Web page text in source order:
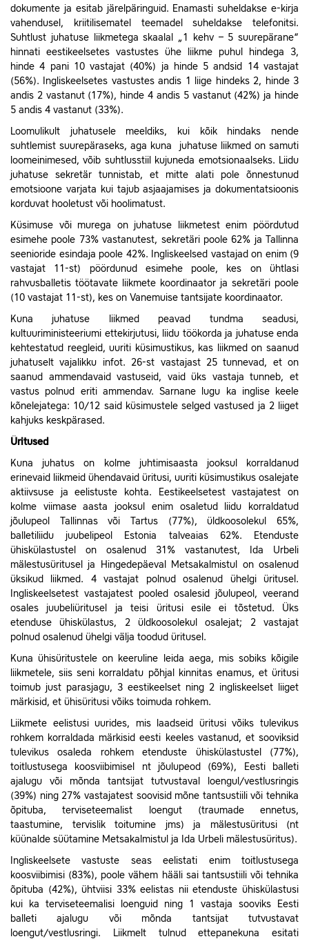
dokumente ja esitab järelpäringuid. Enamasti suheldakse e-kirja
vahendusel, kriitilisematel teemadel suheldakse telefonitsi.
Suhtlust juhatuse liikmetega skaalal „1 kehv – 5 suurepärane“
hinnati eestikeelsetes vastustes ühe liikme puhul hindega 3,
hinde 4 pani 10 vastajat (40%) ja hinde 5 andsid 14 vastajat
(56%). Ingliskeelsetes vastustes andis 1 liige hindeks 2, hinde 3
andis 2 vastanut (17%), hinde 4 andis 5 vastanut (42%) ja hinde
5 andis 4 vastanut (33%).
Loomulikult juhatusele meeldiks, kui kõik hindaks nende
suhtlemist suurepäraseks, aga kuna juhatuse liikmed on samuti
loomeinimesed, võib suhtlusstiil kujuneda emotsionaalseks. Liidu
juhatuse sekretär tunnistab, et mitte alati pole õnnestunud
emotsioone varjata kui tajub asjaajamises ja dokumentatsioonis
korduvat hooletust või hoolimatust.
Küsimuse või murega on juhatuse liikmetest enim pöördutud
esimehe poole 73% vastanutest, sekretäri poole 62% ja Tallinna
seenioride esindaja poole 42%. Ingliskeelsed vastajad on enim (9
vastajat 11-st) pöördunud esimehe poole, kes on ühtlasi
rahvusballetis töötavate liikmete koordinaator ja sekretäri poole
(10 vastajat 11-st), kes on Vanemuise tantsijate koordinaator.
Kuna juhatuse liikmed peavad tundma seadusi,
kultuuriministeeriumi ettekirjutusi, liidu töökorda ja juhatuse enda
kehtestatud reegleid, uuriti küsimustikus, kas liikmed on saanud
juhatuselt vajalikku infot. 26-st vastajast 25 tunnevad, et on
saanud ammendavaid vastuseid, vaid üks vastaja tunneb, et
vastus polnud eriti ammendav. Sarnane lugu ka inglise keele
kõnelejatega: 10/12 said küsimustele selged vastused ja 2 liiget
kahjuks keskpärased.
Üritused
Kuna juhatus on kolme juhtimisaasta jooksul korraldanud
erinevaid liikmeid ühendavaid üritusi, uuriti küsimustikus osalejate
aktiivsuse ja eelistuste kohta. Eestikeelsetest vastajatest on
kolme viimase aasta jooksul enim osaletud liidu korraldatud
jõulupeol Tallinnas või Tartus (77%), üldkoosolekul 65%,
balletiliidu juubelipeol Estonia talveaias 62%.
Etenduste
ühiskülastustel on osalenud 31% vastanutest, Ida Urbeli
mälestusüritusel ja Hingedepäeval Metsakalmistul on osalenud
üksikud liikmed. 4 vastajat polnud osalenud ühelgi üritusel.
Ingliskeelsetest vastajatest pooled osalesid jõulupeol, veerand
osales juubeliüritusel ja teisi üritusi esile ei tõstetud. Üks
etenduse ühiskülastus, 2 üldkoosolekul osalejat; 2 vastajat
polnud osalenud ühelgi välja toodud üritusel.
Kuna ühisüritustele on keeruline leida aega, mis sobiks kõigile
liikmetele, siis seni korraldatu põhjal kinnitas enamus, et üritusi
toimub just parasjagu, 3 eestikeelset ning 2 ingliskeelset liiget
märkisid, et ühisüritusi võiks toimuda rohkem.
Liikmete eelistusi uurides, mis laadseid üritusi võiks tulevikus
rohkem korraldada märkisid eesti keeles vastanud, et sooviksid
tulevikus osaleda rohkem etenduste ühiskülastustel (77%),
toitlustusega koosviibimisel nt jõulupeod (69%), Eesti balleti
ajalugu või mõnda tantsijat tutvustaval loengul/vestlusringis
(39%) ning 27% vastajatest soovisid mõne tantsustiili või tehnika
õpituba, terviseteemalist loengut (traumade ennetus,
taastumine, tervislik toitumine jms) ja mälestusüritusi (nt
küünalde süütamine Metsakalmistul ja Ida Urbeli mälestusüritus).
Ingliskeelsete vastuste seas eelistati enim toitlustusega
koosviibimisi (83%), poole vähem hääli sai tantsustiili või tehnika
õpituba
(42%), ühtviisi 33% eelistas nii etenduste ühiskülastusi
kui ka terviseteemalisi loenguid ning 1 vastaja sooviks Eesti
balleti ajalugu või mõnda tantsijat tutvustavat
loengut/vestlusringi.
Liikmelt tulnud ettepanekuna esitati